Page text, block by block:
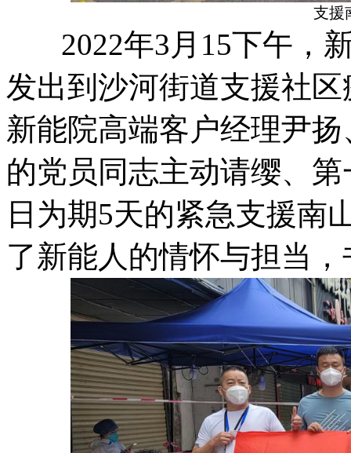
支援
2022年3月15下午，
发出到沙河街道支援社
新能院高端客户经理尹
的党员同志主动请缨、
日为期5天的紧急支援南
了新能人的情怀与担当